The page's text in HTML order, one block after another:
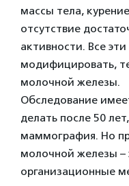
массы тела,
отсутствие
активности. Все
модифицировать,
молочной железы.
Обследование
делать после 50
маммография. Но
молочной железы –
организационные